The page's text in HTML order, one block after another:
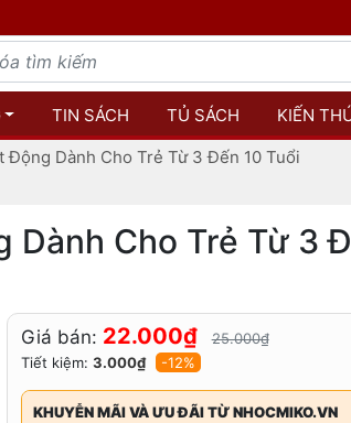
TIN SÁCH TỦ SÁCH KIẾN
Động Dành Cho Trẻ Từ 3 Đến 10 Tuổi
Cho Trẻ Từ 3
Giá bán: 22.000₫
25.000₫
Tiết kiệm: 3.000₫ -12%
KHUYỄN MÃI VÀ ƯU ĐÃI TỪ NHOCMIKO.VN